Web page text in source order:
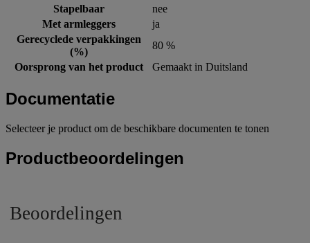
Stapelbaar
nee
Met armleggers
ja
Gerecyclede verpakkingen
(%)
80 %
Oorsprong van het product
Gemaakt in Duitsland
Documentatie
Selecteer je product om de beschikbare documenten te tonen
Productbeoordelingen